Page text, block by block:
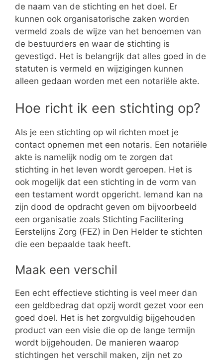
de naam van de stichting en het doel. Er
kunnen ook organisatorische zaken worden
vermeld zoals de wijze van het benoemen van
de bestuurders en waar de stichting is
gevestigd. Het is belangrijk dat alles goed in de
statuten is vermeld en wijzigingen kunnen
alleen gedaan worden met een notariële akte.
Hoe richt ik een stichting op?
Als je een stichting op wil richten moet je
contact opnemen met een notaris. Een notariële
akte is namelijk nodig om te zorgen dat
stichting in het leven wordt geroepen. Het is
ook mogelijk dat een stichting in de vorm van
een testament wordt opgericht. Iemand kan na
zijn dood de opdracht geven om bijvoorbeeld
een organisatie zoals Stichting Facilitering
Eerstelijns Zorg (FEZ) in Den Helder te stichten
die een bepaalde taak heeft.
Maak een verschil
Een echt effectieve stichting is veel meer dan
een geldbedrag dat opzij wordt gezet voor een
goed doel. Het is het zorgvuldig bijgehouden
product van een visie die op de lange termijn
wordt bijgehouden. De manieren waarop
stichtingen het verschil maken, zijn net zo